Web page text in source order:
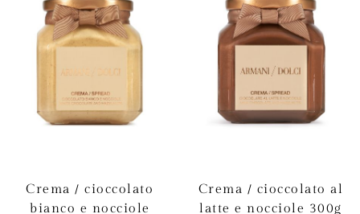
Crema / cioccolato
bianco e nocciole
Crema / cioccolato al
latte e nocciole 300g